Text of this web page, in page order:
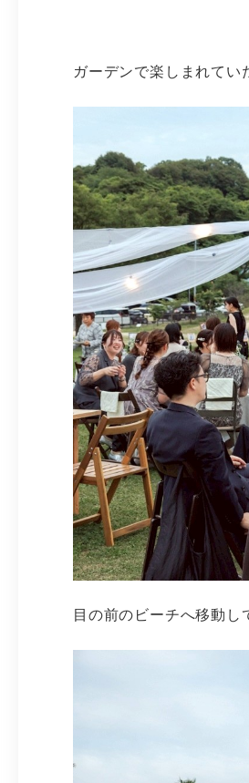
ガーデンで楽しまれてい
目の前のビーチへ移動し